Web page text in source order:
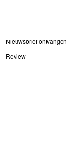
Nieuwsbrief ontvangen
Review